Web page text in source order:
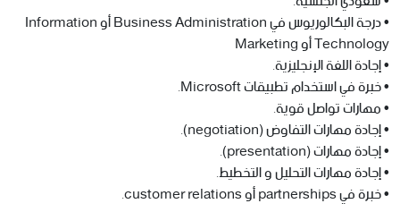
• درجة البكالوريوس في Business Administration أو Information
Technology أو Marketing
• إجادة اللغة الإنجليزية.
• خبرة في استخدام تطبيقات Microsoft.
• مهارات تواصل قوية.
• إجادة مهارات التفاوض (negotiation).
• إجادة مهارات (presentation).
• إجادة مهارات التحليل و التخطيط.
• خبرة في partnerships أو customer relations.